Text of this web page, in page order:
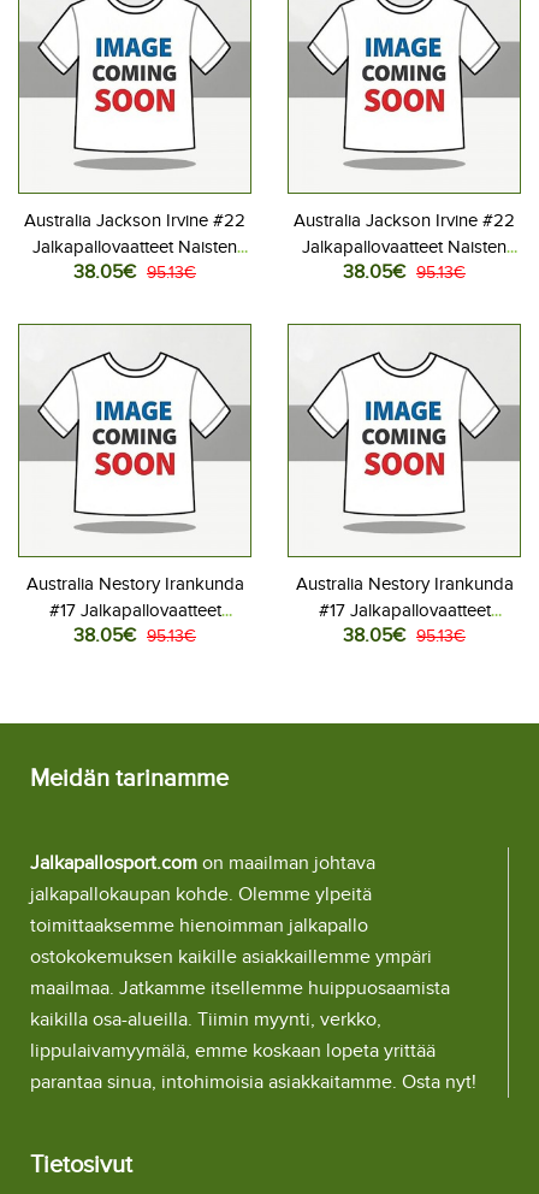
Australia Jackson Irvine #22
Jalkapallovaatteet Naisten
Kotipaita MM-kisat 2026
38.05€ 95.13€
Australia Jackson Irvine #22
Jalkapallovaatteet Naisten
Vieraspaita MM-kisat 2026
38.05€ 95.13€
Australia Nestory Irankunda
#17 Jalkapallovaatteet
Naisten Kotipaita MM-kisat
38.05€ 95.13€
Australia Nestory Irankunda
#17 Jalkapallovaatteet
Naisten Vieraspaita MM-kisat
38.05€ 95.13€
Meidän tarinamme
Jalkapallosport.com on maailman johtava
jalkapallokaupan kohde. Olemme ylpeitä
toimittaaksemme hienoimman jalkapallo
ostokokemuksen kaikille asiakkaillemme ympäri
maailmaa. Jatkamme itsellemme huippuosaamista
kaikilla osa-alueilla. Tiimin myynti, verkko,
lippulaivamyymälä, emme koskaan lopeta yrittää
parantaa sinua, intohimoisia asiakkaitamme. Osta nyt!
Tietosivut